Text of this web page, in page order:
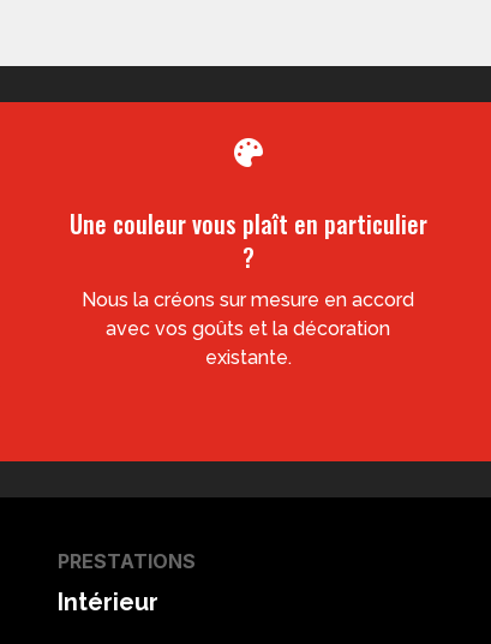

Une couleur vous plaît en particulier
?
Nous la créons sur mesure en accord
avec vos goûts et la décoration
existante.
PRESTATIONS
Intérieur